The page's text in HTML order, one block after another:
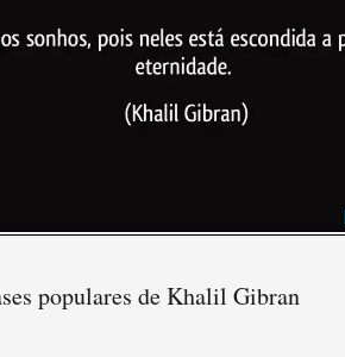
populares de Khalil Gibran